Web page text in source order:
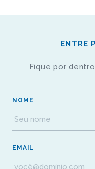
ENTRE
Fique por
NOME
EMAIL